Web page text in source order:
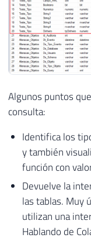
Algunos puntos
consulta:
Identifica los
y también
función con
Devuelve la
las tablas. Muy
utilizan una
Hablando de